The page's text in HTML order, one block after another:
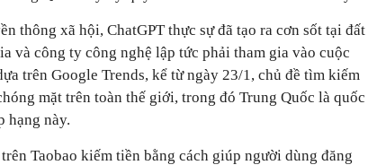
thông xã hội, ChatGPT thực sự đã tạo ra cơn sốt tại đất
và công ty công nghệ lập tức phải tham gia vào cuộc
trên Google Trends, kể từ ngày 23/1, chủ đề tìm kiếm
mặt trên toàn thế giới, trong đó Trung Quốc là quốc
hạng này.
Taobao kiếm tiền bằng cách giúp người dùng đăng